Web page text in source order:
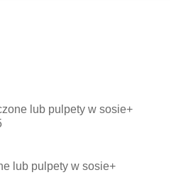
lub pulpety w sosie+
lub pulpety w sosie+